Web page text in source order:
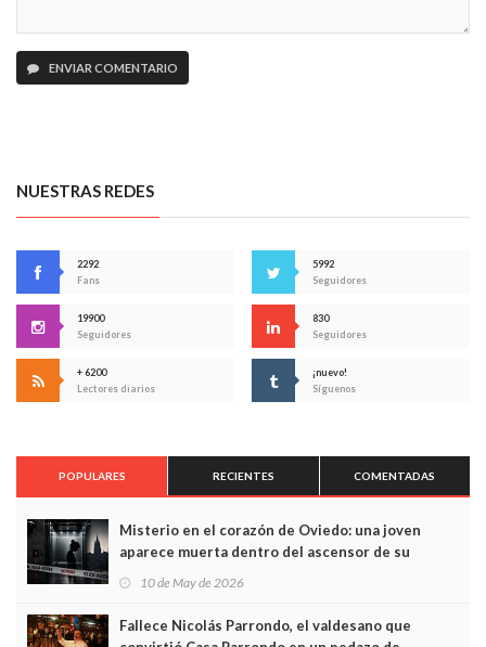
ENVIAR COMENTARIO
NUESTRAS REDES
2292
Fans
5992
Seguidores
19900
Seguidores
830
Seguidores
+ 6200
Lectores diarios
¡nuevo!
Síguenos
POPULARES RECIENTES COMENTADAS
Misterio en el corazón de Oviedo: una joven
aparece muerta dentro del ascensor de su
edificio y las cámaras captan sus últimos minutos
10 de May de 2026
Fallece Nicolás Parrondo, el valdesano que